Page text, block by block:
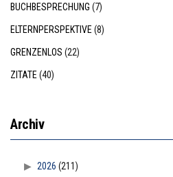
BUCHBESPRECHUNG (7)
ELTERNPERSPEKTIVE (8)
GRENZENLOS (22)
ZITATE (40)
Archiv
2026 (211)